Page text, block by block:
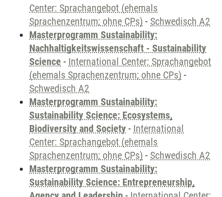
Center: Sprachangebot (ehemals
Sprachenzentrum; ohne CPs) - Schwedisch A2
Masterprogramm Sustainability:
Nachhaltigkeitswissenschaft - Sustainability
Science - International Center: Sprachangebot
(ehemals Sprachenzentrum; ohne CPs) -
Schwedisch A2
Masterprogramm Sustainability:
Sustainability Science: Ecosystems,
Biodiversity and Society - International
Center: Sprachangebot (ehemals
Sprachenzentrum; ohne CPs) - Schwedisch A2
Masterprogramm Sustainability:
Sustainability Science: Entrepreneurship,